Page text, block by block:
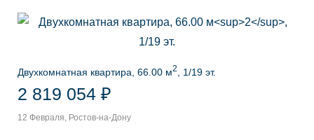
Двухкомнатная квартира, 66.00 м2 , 1/19 эт.
2 819 054 ₽
12 Февраля, Ростов-на-Дону